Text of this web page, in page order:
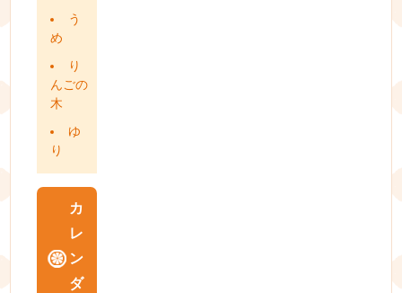
う
め
り
んごの
木
ゆ
り
カ
レ
ン
ダ